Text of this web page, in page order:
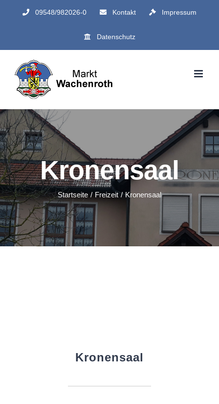
09548/982026-0 Kontakt Impressum
Datenschutz
Kronensaal
Startseite Freizeit Kronensaal
Kronensaal